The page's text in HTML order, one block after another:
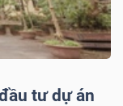
tư dự án